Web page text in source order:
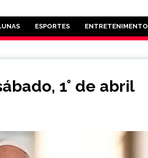
ESPORTES ENTRETENIMENTO
1° de abril